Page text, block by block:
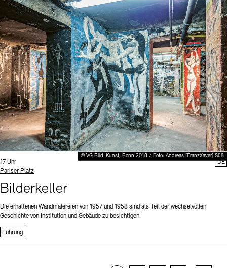
© VG Bild-Kunst, Bonn 2018 / Foto: Andreas [FranzXaver] Süß
Uhrzeit:
17 Uhr
Standort
Pariser Platz
Bilderkeller
Die erhaltenen Wandmalereien von 1957 und 1958 sind als Teil der wechselvollen
Geschichte von Institution und Gebäude zu besichtigen.
Führung
DE